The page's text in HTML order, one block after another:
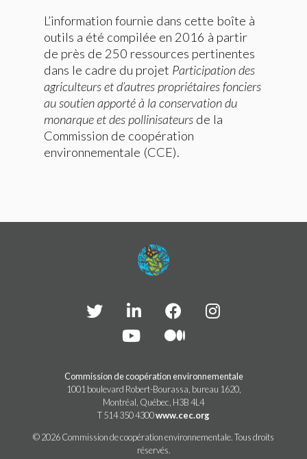
L’information fournie dans cette boîte à
outils a été compilée en 2016 à partir
de près de 250 ressources pertinentes
dans le cadre du projet Participation des
agriculteurs et d’autres propriétaires fonciers
au soutien apporté à la conservation du
monarque et des pollinisateurs de la
Commission de coopération
environnementale (CCE).
Commission de coopération environnementale
1001 boulevard Robert-Bourassa, bureau 1620,
Montréal, Québec, H3B 4L4
T 514 350 4300www.cec.org
© 2026 Commission de coopération environnementale. Tous droits
réservés.